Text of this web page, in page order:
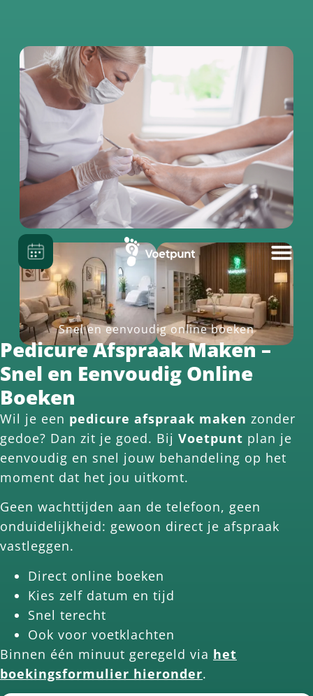
Snel en eenvoudig online boeken
Pedicure Afspraak Maken –
Snel en Eenvoudig Online
Boeken
Wil je een pedicure afspraak maken zonder
gedoe? Dan zit je goed. Bij Voetpunt plan je
eenvoudig en snel jouw behandeling op het
moment dat het jou uitkomt.
Geen wachttijden aan de telefoon, geen
onduidelijkheid: gewoon direct je afspraak
vastleggen.
Direct online boeken
Kies zelf datum en tijd
Snel terecht
Ook voor voetklachten
Binnen één minuut geregeld via het
boekingsformulier hieronder.